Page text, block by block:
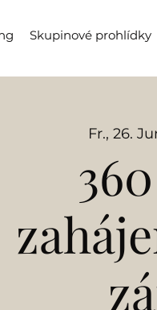
Skupinové prohlídky
Fr., 26.